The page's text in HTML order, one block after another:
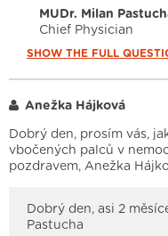
MUDr. Milan
Chief Physician
SHOW THE FULL
Anežka Hájková
Dobrý den, prosím vás,
vbočených palců v
pozdravem, Anežka
Dobrý den, asi 2
Pastucha